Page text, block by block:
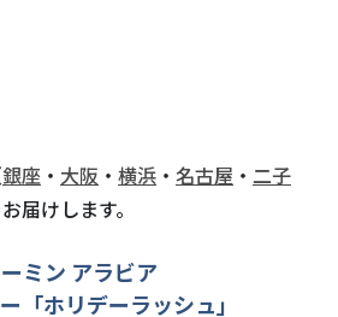
銀座 ・ 大阪 ・ 横浜 ・ 名古屋 ・ 二子
届けします。
ミン アラビア
「ホリデーラッシュ」